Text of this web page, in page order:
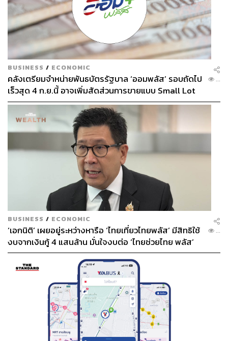
BUSINESS / ECONOMIC
คลังเตรียมจำหน่ายพันธบัตรรัฐบาล ‘ออมพลัส’ รอบถัดไป
เร็วสุด 4 ก.ย.นี้ อาจเพิ่มสัดส่วนการขายแบบ Small Lot
First มากขึ้น
...
BUSINESS / ECONOMIC
‘เอกนิติ’ เผยอยู่ระหว่างหารือ ‘ไทยเที่ยวไทยพลัส’ มีสิทธิใช้
งบจากเงินกู้ 4 แสนล้าน มั่นใจงบต่อ ‘ไทยช่วยไทย พลัส’
เฟส 2 มีเพียงพอ
...